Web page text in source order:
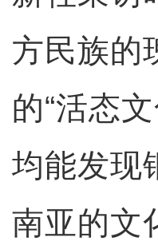
方民族的
的“活态
均能发现
南亚的文